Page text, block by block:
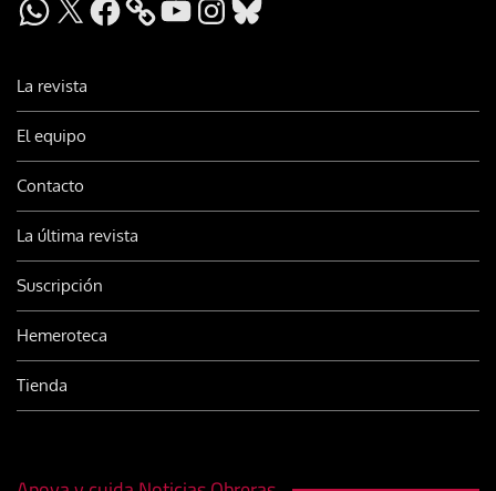
La revista
El equipo
Contacto
La última revista
Suscripción
Hemeroteca
Tienda